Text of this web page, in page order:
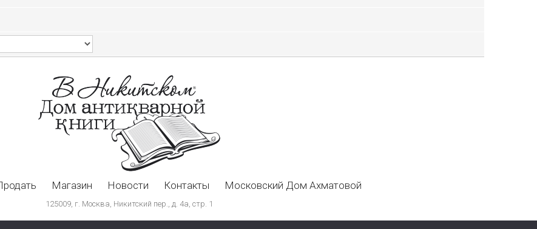
Магазин Новости Контакты Московский Дом Ахматовой
125009, г. Москва, Никитский пер., д. 4а, стр. 1